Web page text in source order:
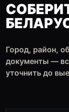
Город, район,
документы —
уточнить до